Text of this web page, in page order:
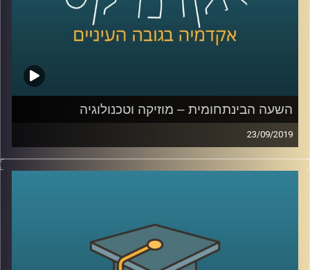
המיניות של בני נוער, על האופן בו בעזרת
החלטה מודעת של יוצרים ניתן להעלות מודעות
בנושאים הקשורים בחינוך מיני, והשימוש
בהומור יכול לגרום לבלבול (ספויילר – לכו תעשו
קרדיט תמונות:AudioVersity
השעה הבינתחומית – מוזיקה וטכנולוגיה
23/09/2019
יוני רכטר אמר פעם : "אי אפשר לכתוב מוזיקה
מוזיקה לוקחת חלק גדול בחיים של רוב
האנשים, וכך גם הטכנולוגיה, אך בשנים